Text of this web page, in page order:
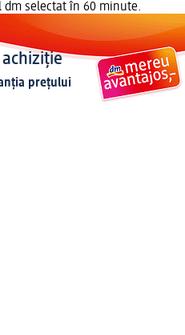
dm selectat în 60 minute.
prețului